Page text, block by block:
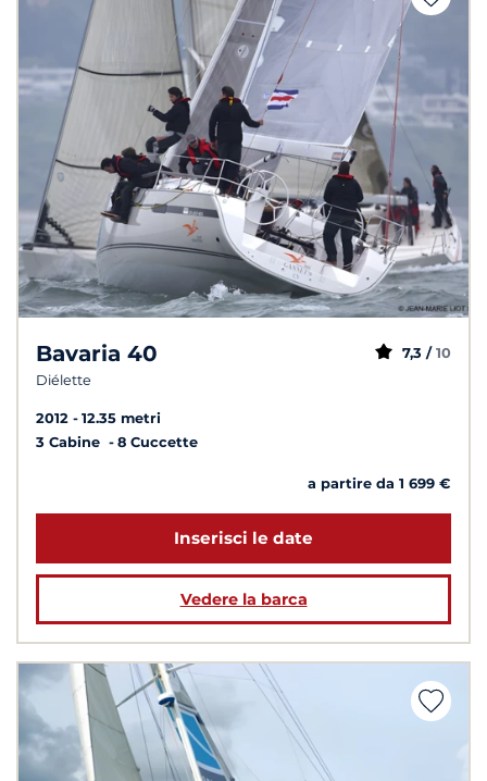
Bavaria 40
Diélette
7,3 / 10
2012
12.35 metri
3 Cabine
8 Cuccette
a partire da 1 699 €
Inserisci le date
Vedere la barca